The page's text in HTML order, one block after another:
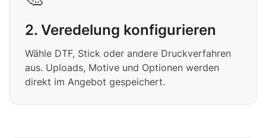
2. Veredelung konfigurieren
Wähle DTF, Stick oder andere Druckverfahren
aus. Uploads, Motive und Optionen werden
direkt im Angebot gespeichert.